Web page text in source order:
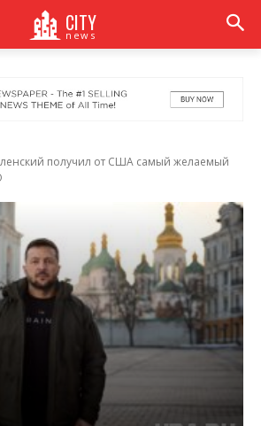
CITY
news
получил от США самый желаемый